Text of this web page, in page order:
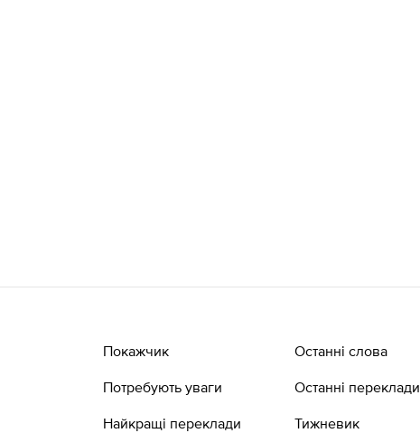
Покажчик
Потребують уваги
Найкращі переклади
Останні слова
Останні переклади
Тижневик